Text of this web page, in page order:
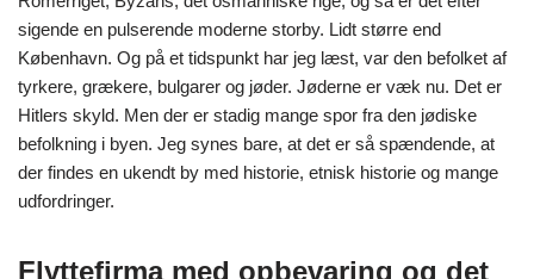
sigende en pulserende moderne storby. Lidt større end
København. Og på et tidspunkt har jeg læst, var den befolket af
tyrkere, grækere, bulgarer og jøder. Jøderne er væk nu. Det er
Hitlers skyld. Men der er stadig mange spor fra den jødiske
befolkning i byen. Jeg synes bare, at det er så spændende, at
der findes en ukendt by med historie, etnisk historie og mange
udfordringer.
Flyttefirma med opbevaring og det